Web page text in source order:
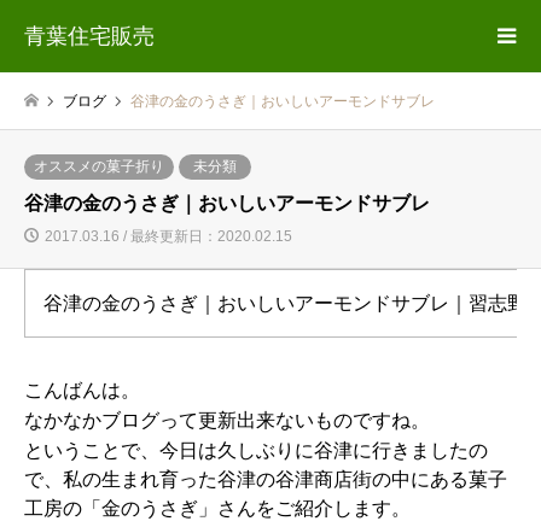
青葉住宅販売
ブログ 谷津の金のうさぎ｜おいしいアーモンドサブレ
オススメの菓子折り 未分類
谷津の金のうさぎ｜おいしいアーモンドサブレ
2017.03.16 / 最終更新日：2020.02.15
谷津の金のうさぎ｜おいしいアーモンドサブレ｜習志
こんばんは。
なかなかブログって更新出来ないものですね。
ということで、今日は久しぶりに谷津に行きましたの
で、私の生まれ育った谷津の谷津商店街の中にある菓子
工房の「金のうさぎ」さんをご紹介します。